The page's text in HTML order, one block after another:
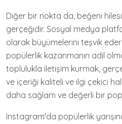
Diğer bir nokta da, beğeni
gerçeğidir. Sosyal medya
olarak büyümelerini teşvik
popülerlik kazanmanın adil
toplulukla iletişim kurmak,
ve içeriği kaliteli ve ilgi çekici
daha sağlam ve değerli bir
Instagram'da popülerlik